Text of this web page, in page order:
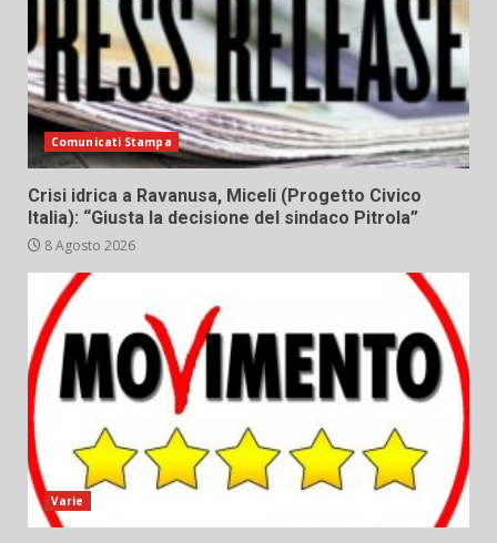
Comunicati Stampa
Crisi idrica a Ravanusa, Miceli (Progetto Civico
Italia): “Giusta la decisione del sindaco Pitrola”
8 Agosto 2026
Varie